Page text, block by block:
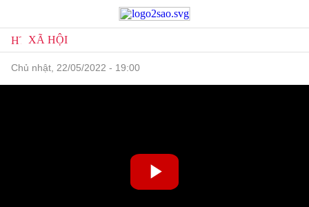
XÃ HỘI
chủ nhật, 22/05/2022 - 19:00